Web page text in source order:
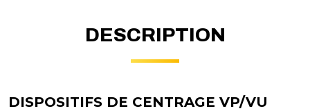
DESCRIPTION
DISPOSITIFS DE CENTRAGE VP/VU